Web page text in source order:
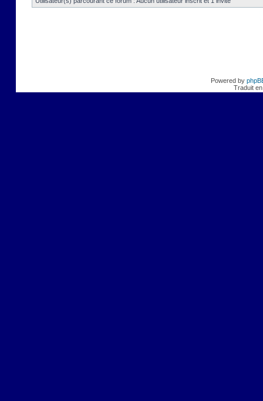
Powered by
Traduit